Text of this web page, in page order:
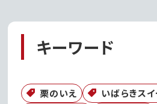
キーワード
栗のいえ
いばらきス